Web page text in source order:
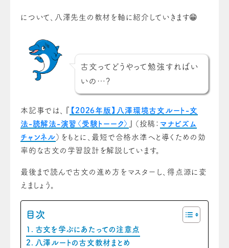
について、八澤先生の教材を軸に紹介していきます😁
古文ってどうやって勉強すればい
いの…？
本記事では、『 【2026年版】八澤環境古文ルート-文
法-読解法-演習〈受験トーーク〉
』（投稿： マナビズム
チャンネル ）をもとに、最短で合格水準へと導くための効
率的な古文の学習設計を解説しています。
最後まで読んで古文の進め方をマスターし、得点源に変
えましょう。
目次
古文を学ぶにあたっての注意点
八澤ルートの古文教材まとめ